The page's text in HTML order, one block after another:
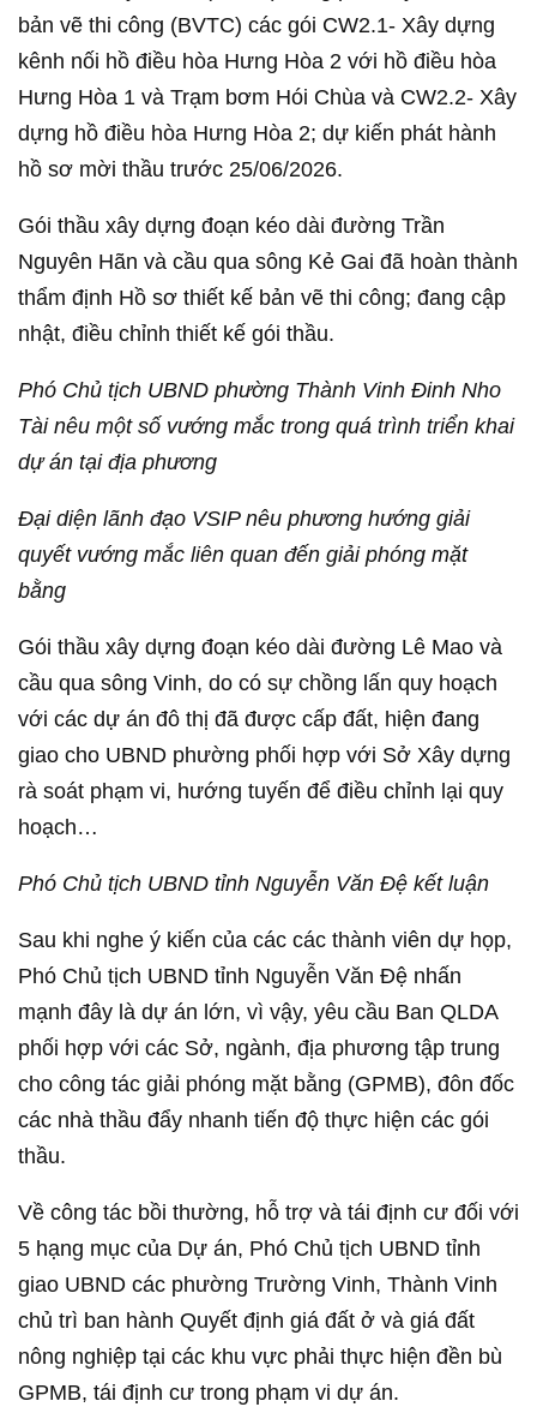
bản vẽ thi công (BVTC) các gói CW2.1- Xây dựng
kênh nối hồ điều hòa Hưng Hòa 2 với hồ điều hòa
Hưng Hòa 1 và Trạm bơm Hói Chùa và CW2.2- Xây
dựng hồ điều hòa Hưng Hòa 2; dự kiến phát hành
hồ sơ mời thầu trước 25/06/2026.
Gói thầu xây dựng đoạn kéo dài đường Trần
Nguyên Hãn và cầu qua sông Kẻ Gai đã hoàn thành
thẩm định Hồ sơ thiết kế bản vẽ thi công; đang cập
nhật, điều chỉnh thiết kế gói thầu.
Phó Chủ tịch UBND phường Thành Vinh Đinh Nho
Tài nêu một số vướng mắc trong quá trình triển khai
dự án tại địa phương
Đại diện lãnh đạo VSIP nêu phương hướng giải
quyết vướng mắc liên quan đến giải phóng mặt
bằng
Gói thầu xây dựng đoạn kéo dài đường Lê Mao và
cầu qua sông Vinh, do có sự chồng lấn quy hoạch
với các dự án đô thị đã được cấp đất, hiện đang
giao cho UBND phường phối hợp với Sở Xây dựng
rà soát phạm vi, hướng tuyến để điều chỉnh lại quy
hoạch…
Phó Chủ tịch UBND tỉnh Nguyễn Văn Đệ kết luận
Sau khi nghe ý kiến của các các thành viên dự họp,
Phó Chủ tịch UBND tỉnh Nguyễn Văn Đệ nhấn
mạnh đây là dự án lớn, vì vậy, yêu cầu Ban QLDA
phối hợp với các Sở, ngành, địa phương tập trung
cho công tác giải phóng mặt bằng (GPMB), đôn đốc
các nhà thầu đẩy nhanh tiến độ thực hiện các gói
thầu.
Về công tác bồi thường, hỗ trợ và tái định cư đối với
5 hạng mục của Dự án, Phó Chủ tịch UBND tỉnh
giao UBND các phường Trường Vinh, Thành Vinh
chủ trì ban hành Quyết định giá đất ở và giá đất
nông nghiệp tại các khu vực phải thực hiện đền bù
GPMB, tái định cư trong phạm vi dự án.